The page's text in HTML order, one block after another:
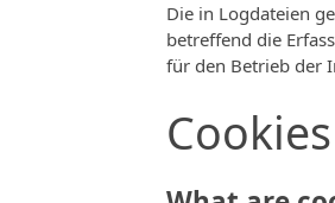
Die in Logdateien
betreffend die
für den Betrieb der
Cookies